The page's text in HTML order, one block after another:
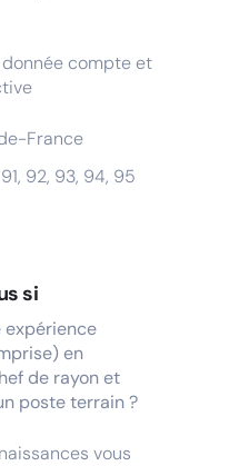
compte et
France
92, 93, 94, 95
si
expérience
en
de rayon et
poste terrain ?
vous